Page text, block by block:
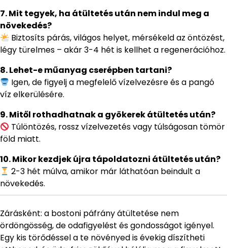
7. Mit tegyek, ha átültetés után nem indul meg a
növekedés?
Biztosíts párás, világos helyet, mérsékeld az öntözést,
légy türelmes – akár 3-4 hét is kellhet a regenerációhoz.
8. Lehet-e műanyag cserépben tartani?
Igen, de figyelj a megfelelő vízelvezésre és a pangó
víz elkerülésére.
9. Mitől rothadhatnak a gyökerek átültetés után?
Túlöntözés, rossz vízelvezetés vagy túlságosan tömör
föld miatt.
10. Mikor kezdjek újra tápoldatozni átültetés után?
2-3 hét múlva, amikor már láthatóan beindult a
növekedés.
Zárásként: a bostoni páfrány átültetése nem
ördöngösség, de odafigyelést és gondosságot igényel.
Egy kis törődéssel a te növényed is évekig díszítheti